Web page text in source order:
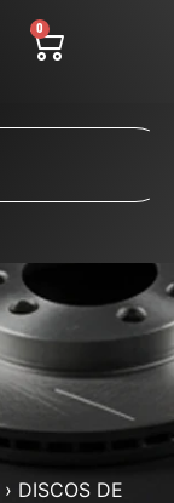
0
› DISCOS DE